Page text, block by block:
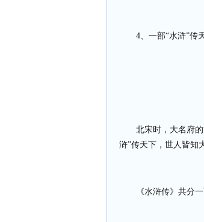
4、一部“水浒”传
北宋时，大名府
浒”传天下，世人皆知
《水浒传》共分